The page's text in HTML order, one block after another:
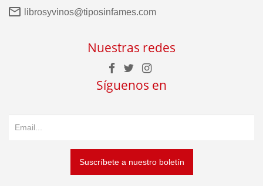
librosyvinos@tiposinfames.com
Nuestras redes
Síguenos en
Suscríbete a nuestro boletín